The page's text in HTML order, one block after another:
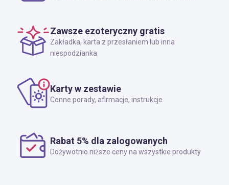
Zawsze ezoteryczny gratis
Zakładka, karta z przesłaniem lub inna
niespodzianka
Karty w zestawie
Cenne porady, afirmacje, instrukcje
Rabat 5% dla zalogowanych
Dożywotnio niższe ceny na wszystkie produkty